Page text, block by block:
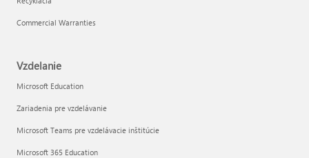
Commercial Warranties
Vzdelanie
Microsoft Education
Zariadenia pre vzdelávanie
Microsoft Teams pre vzdelávacie inštitúcie
Microsoft 365 Education